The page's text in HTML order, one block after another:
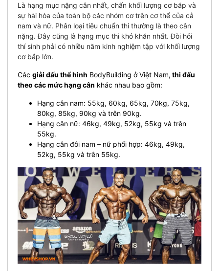
Là hạng mục nặng cân nhất, chấn khối lượng cơ bắp và
sự hài hòa của toàn bộ các nhóm cơ trên cơ thể của cả
nam và nữ. Phân loại tiêu chuẩn thi thường là theo cân
nặng. Đây cũng là hạng mục thi khó khăn nhất. Đòi hỏi
thí sinh phải có nhiều năm kinh nghiệm tập với khối lượng
cơ bắp lớn.
Các giải đấu thể hình BodyBuilding ở Việt Nam, thi đấu
theo các mức hạng cân khác nhau bao gồm:
Hạng cân nam: 55kg, 60kg, 65kg, 70kg, 75kg,
80kg, 85kg, 90kg và trên 90kg.
Hạng cân nữ: 46kg, 49kg, 52kg, 55kg và trên
55kg.
Hạng cân đôi nam – nữ phối hợp: 46kg, 49kg,
52kg, 55kg và trên 55kg.